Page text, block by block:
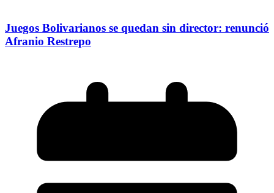
Juegos Bolivarianos se quedan sin director: renunció
Afranio Restrepo